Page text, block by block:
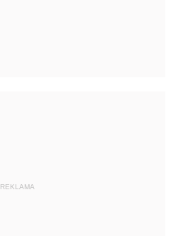
REKLAMA